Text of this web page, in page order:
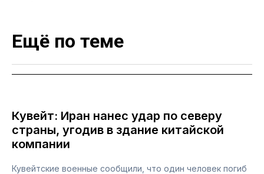
Ещё по теме
Кувейт: Иран нанес удар по северу
страны, угодив в здание китайской
компании
Кувейтские военные сообщили, что один человек погиб